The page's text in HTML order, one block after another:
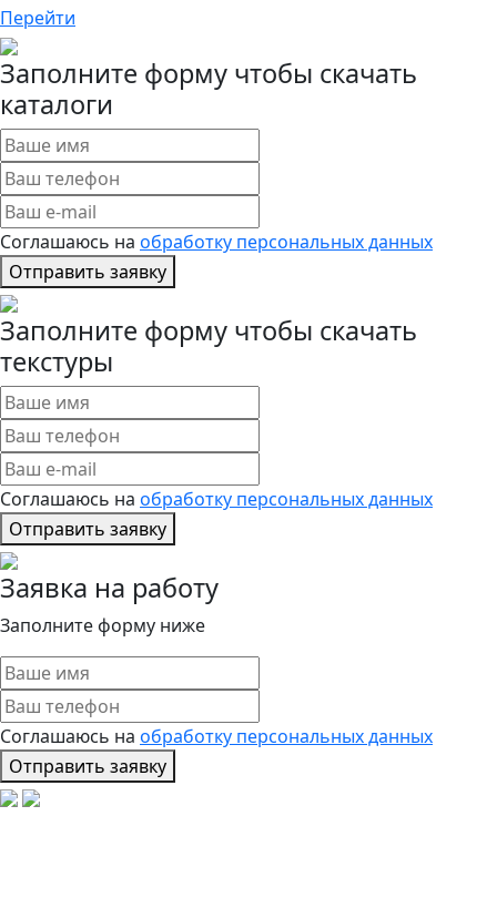
Перейти
Заполните форму чтобы скачать
каталоги
Соглашаюсь на обработку персональных данных
Отправить заявку
Заполните форму чтобы скачать
текстуры
Соглашаюсь на обработку персональных данных
Отправить заявку
Заявка на работу
Заполните форму ниже
Соглашаюсь на обработку персональных данных
Отправить заявку